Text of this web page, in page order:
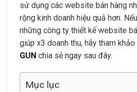
sử dụng các website bán hàng
rộng kinh doanh hiệu quả hơn.
những công ty thiết kế website
giúp x3 doanh thu, hãy tham
GUN chia sẻ ngay sau đây.
Mục lục